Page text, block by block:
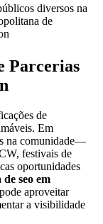
diversos na
de
Parcerias
de
Em
na comunidade—
festivais de
oportunidades
de seo em
aproveitar
a visibilidade